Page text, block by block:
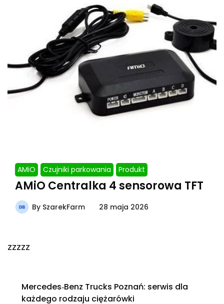
AMiO Czujniki parkowania Produkt
AMiO Centralka 4 sensorowa TFT
By SzarekFarm 28 maja 2026
zzzzz
Mercedes‑Benz Trucks Poznań: serwis dla
każdego rodzaju ciężarówki